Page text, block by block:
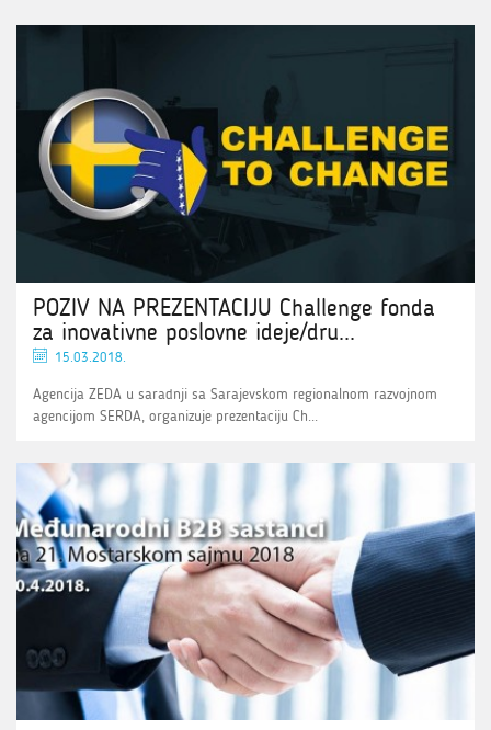
POZIV NA PREZENTACIJU Challenge fonda
za inovativne poslovne ideje/dru...
15.03.2018.
Agencija ZEDA u saradnji sa Sarajevskom regionalnom razvojnom
agencijom SERDA, organizuje prezentaciju Ch...